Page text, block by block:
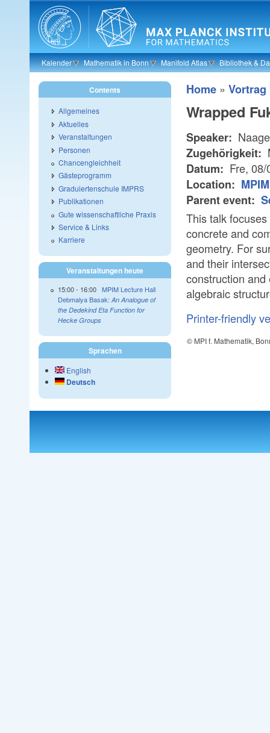
Skip to main content
Kalender Mathematik in Bonn Manifold Atlas Bibliothek &
Home » Vortrag
Wrapped
Speaker:
Zugehörigkeit:
Datum: Fre,
Location:
Parent event:
This talk
concrete and
geometry. For
and their
construction
algebraic
Printer-friendly
© MPI f. Mathematik,
Contents
Allgemeines
Aktuelles
Veranstaltungen
Personen
Chancengleichheit
Gästeprogramm
Graduiertenschule IMPRS
Publikationen
Gute wissenschaftliche Praxis
Service & Links
Karriere
Veranstaltungen heute
15:00- 16:00 MPIM Lecture Hall
Debmalya Basak: An Analogue of
the Dedekind Eta Function for
Hecke Groups
Sprachen
English
Deutsch